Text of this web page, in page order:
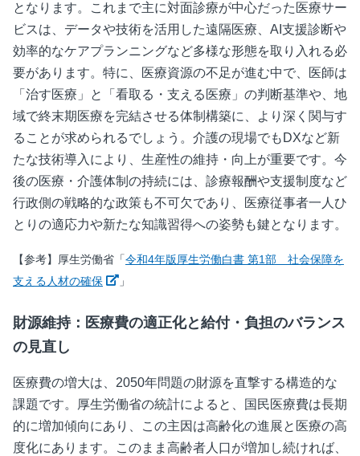
となります。これまで主に対面診療が中心だった医療サー
ビスは、データや技術を活用した遠隔医療、AI支援診断や
効率的なケアプランニングなど多様な形態を取り入れる必
要があります。特に、医療資源の不足が進む中で、医師は
「治す医療」と「看取る・支える医療」の判断基準や、地
域で終末期医療を完結させる体制構築に、より深く関与す
ることが求められるでしょう。介護の現場でもDXなど新
たな技術導入により、生産性の維持・向上が重要です。今
後の医療・介護体制の持続には、診療報酬や支援制度など
行政側の戦略的な政策も不可欠であり、医療従事者一人ひ
とりの適応力や新たな知識習得への姿勢も鍵となります。
【参考】厚生労働省「令和4年版厚生労働白書 第1部 社会保障を
支える人材の確保
新しいウィンドウで開く
」
財源維持：医療費の適正化と給付・負担のバランス
の見直し
医療費の増大は、2050年問題の財源を直撃する構造的な
課題です。厚生労働省の統計によると、国民医療費は長期
的に増加傾向にあり、この主因は高齢化の進展と医療の高
度化にあります。このまま高齢者人口が増加し続ければ、